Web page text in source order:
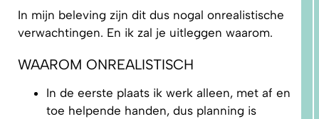
In mijn beleving zijn dit dus nogal onrealistische
verwachtingen. En ik zal je uitleggen waarom.
WAAROM ONREALISTISCH
In de eerste plaats ik werk alleen, met af en
toe helpende handen, dus planning is